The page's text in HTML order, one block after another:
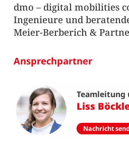
dmo – digital mobilities
Ingenieure und
Meier-Berberich &
Ansprechpartner
Teamleitung
Liss
Nachricht